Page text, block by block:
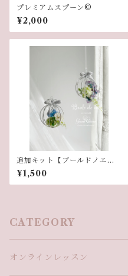
プレミアムスプーン©︎
¥2,000
追加キット【ブールドノエ
ル】
¥1,500
CATEGORY
オンラインレッスン